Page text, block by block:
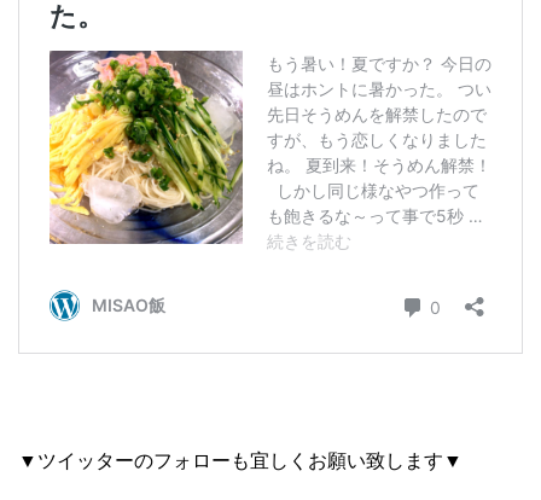
▼ツイッターのフォローも宜しくお願い致します▼